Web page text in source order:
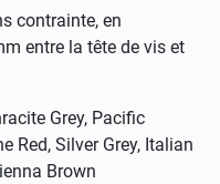
contrainte, en
entre la tête de vis et
Grey, Pacific
Red, Silver Grey, Italian
Brown